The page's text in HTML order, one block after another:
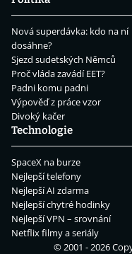
Nová superdávka: kdo na ní
dosáhne?
Sjezd sudetských Němců
Proč vláda zavádí EET?
Padni komu padni
Výpověď z práce vzor
Divoký kačer
Technologie
SpaceX na burze
Nejlepší telefony
Nejlepší AI zdarma
Nejlepší chytré hodinky
Nejlepší VPN – srovnání
Netflix filmy a seriály
© 2001 - 2026